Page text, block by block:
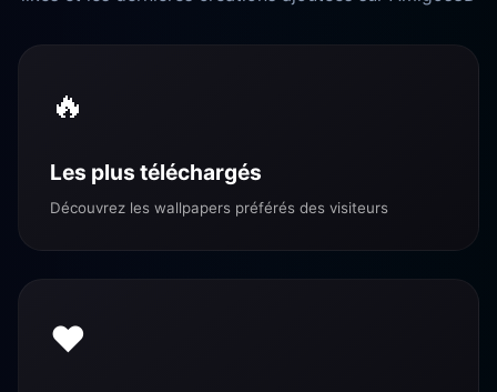
🔥
Les plus téléchargés
Découvrez les wallpapers préférés des visiteurs
❤️